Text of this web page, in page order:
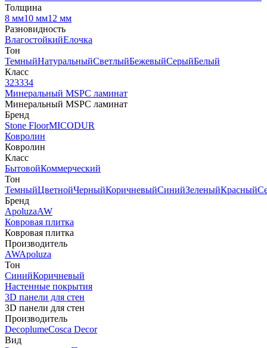
Толщина
8 мм10 мм12 мм
Разновидность
ВлагостойкийЕлочка
Тон
ТемныйНатуральныйСветлыйБежевыйСерыйБелый
Класс
323334
Минеральный MSPC ламинат
Минеральный MSPC ламинат
Бренд
Stone FloorMICODUR
Ковролин
Ковролин
Класс
БытовойКоммерческий
Тон
ТемныйЦветнойЧерныйКоричневыйСинийЗеленыйКрасный
Бренд
ApoluzaAW
Ковровая плитка
Ковровая плитка
Производитель
AWApoluza
Тон
СинийКоричневый
Настенные покрытия
3D панели для стен
3D панели для стен
Производитель
DecoplumeCosca Decor
Вид